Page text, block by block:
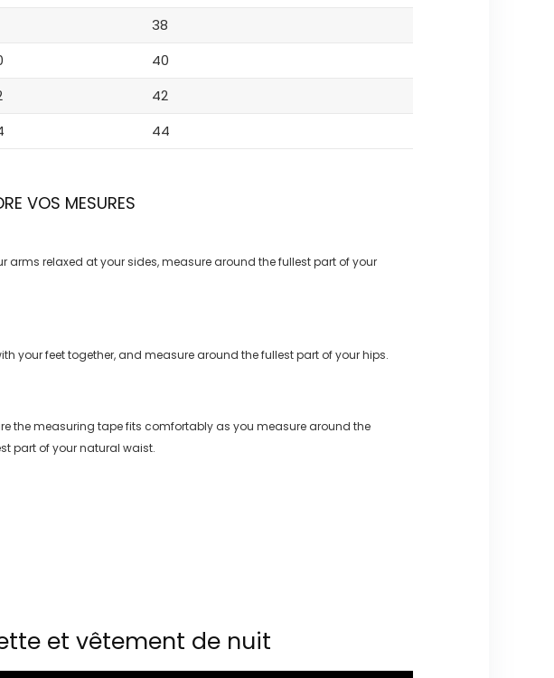
38
40
42
44
VOS MESURES
arms relaxed at your sides, measure around the fullest part of your
your feet together, and measure around the fullest part of your hips.
the measuring tape fits comfortably as you measure around the
part of your natural waist.
et vêtement de nuit